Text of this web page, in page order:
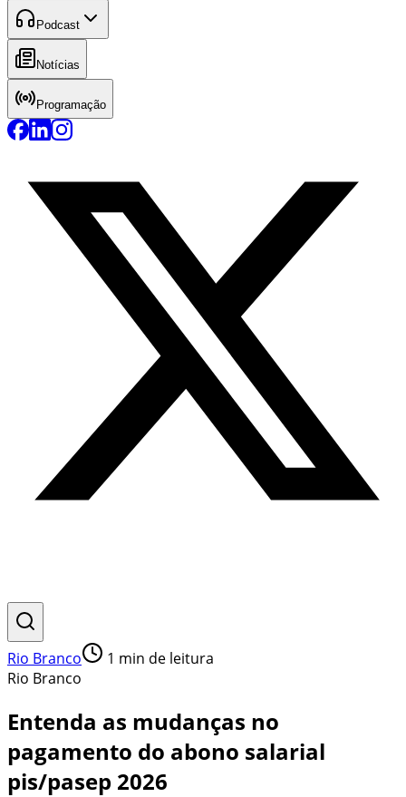
Podcast
Notícias
Programação
Rio Branco 1 min de leitura
Rio Branco
Entenda as mudanças no
pagamento do abono salarial
pis/pasep 2026